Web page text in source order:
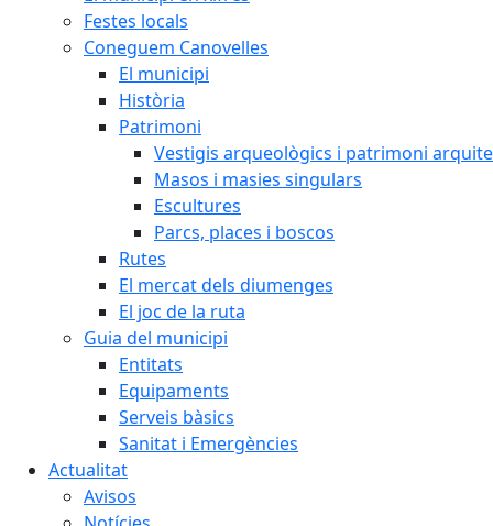
Festes locals
Coneguem Canovelles
El municipi
Història
Patrimoni
Vestigis arqueològics i patrimoni
Masos i masies singulars
Escultures
Parcs, places i boscos
Rutes
El mercat dels diumenges
El joc de la ruta
Guia del municipi
Entitats
Equipaments
Serveis bàsics
Sanitat i Emergències
Actualitat
Avisos